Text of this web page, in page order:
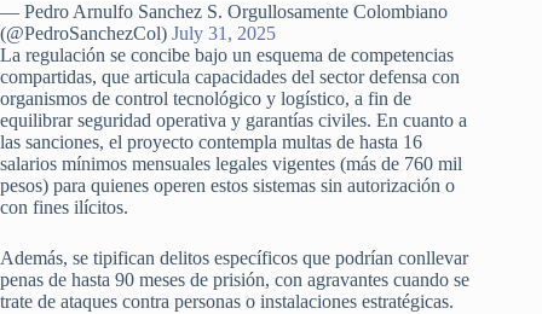
— Pedro Arnulfo Sanchez S. Orgullosamente Colombiano
(@PedroSanchezCol) July 31, 2025
La regulación se concibe bajo un esquema de competencias
compartidas, que articula capacidades del sector defensa con
organismos de control tecnológico y logístico, a fin de
equilibrar seguridad operativa y garantías civiles. En cuanto a
las sanciones, el proyecto contempla multas de hasta 16
salarios mínimos mensuales legales vigentes (más de 760 mil
pesos) para quienes operen estos sistemas sin autorización o
con fines ilícitos.
Además, se tipifican delitos específicos que podrían conllevar
penas de hasta 90 meses de prisión, con agravantes cuando se
trate de ataques contra personas o instalaciones estratégicas.